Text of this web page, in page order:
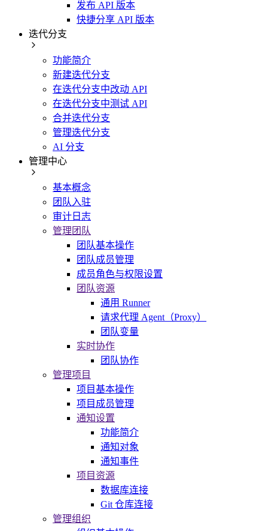
发布 API 版本
快捷分享 API 版本
迭代分支
功能简介
新建迭代分支
在迭代分支中改动 API
在迭代分支中测试 API
合并迭代分支
管理迭代分支
AI 分支
管理中心
基本概念
团队入驻
审计日志
管理团队
团队基本操作
团队成员管理
成员角色与权限设置
团队资源
通用 Runner
请求代理 Agent（Proxy）
团队变量
实时协作
团队协作
管理项目
项目基本操作
项目成员管理
通知设置
功能简介
通知对象
通知事件
项目资源
数据库连接
Git 仓库连接
管理组织